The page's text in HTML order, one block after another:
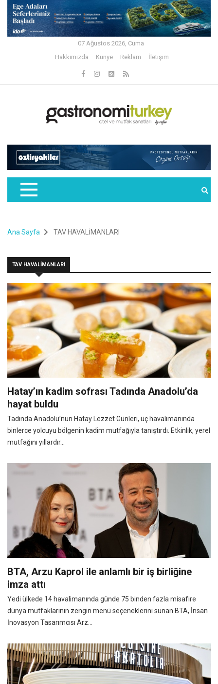
07 Ağustos 2026, Cuma
Hakkımızda
Künye Reklam İletişim
Ana Sayfa TAV HAVALİMANLARI
TAV HAVALİMANLARI
Hatay’ın kadim sofrası Tadında Anadolu’da
hayat buldu
Tadında Anadolu’nun Hatay Lezzet Günleri, üç havalimanında
binlerce yolcuyu bölgenin kadim mutfağıyla tanıştırdı. Etkinlik, yerel
mutfağını yıllardır...
BTA, Arzu Kaprol ile anlamlı bir iş birliğine
imza attı
Yedi ülkede 14 havalimanında günde 75 binden fazla misafire
dünya mutfaklarının zengin menü seçeneklerini sunan BTA, İnsan
İnovasyon Tasarımcısı Arz...